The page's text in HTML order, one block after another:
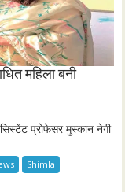
महिला बनी
प्रोफेसर मुस्कान नेगी
Shimla